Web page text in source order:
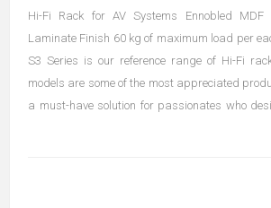
Hi-Fi Rack for AV Systems Ennobled MDF
Laminate Finish 60 kg of maximum load per
S3 Series is our reference range of Hi-Fi
models are some of the most appreciated
a must-have solution for passionates who